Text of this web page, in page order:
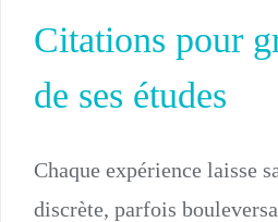
Citations pour
de ses études
Chaque expérience laisse
discrète, parfois